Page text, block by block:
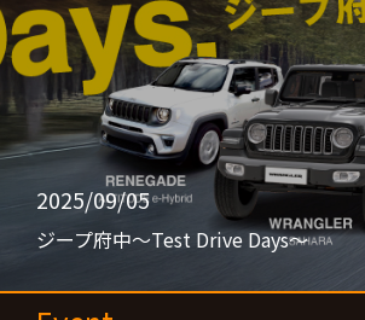
2025/09/05
ジープ府中〜Test Drive Days〜